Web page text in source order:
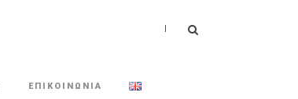
ΕΠΙΚΟΙΝΩΝΙΑ
|